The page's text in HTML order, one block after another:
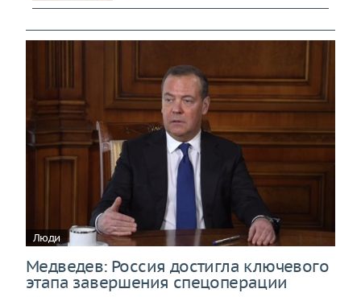
Люди
Медведев: Россия достигла ключевого
этапа завершения спецоперации